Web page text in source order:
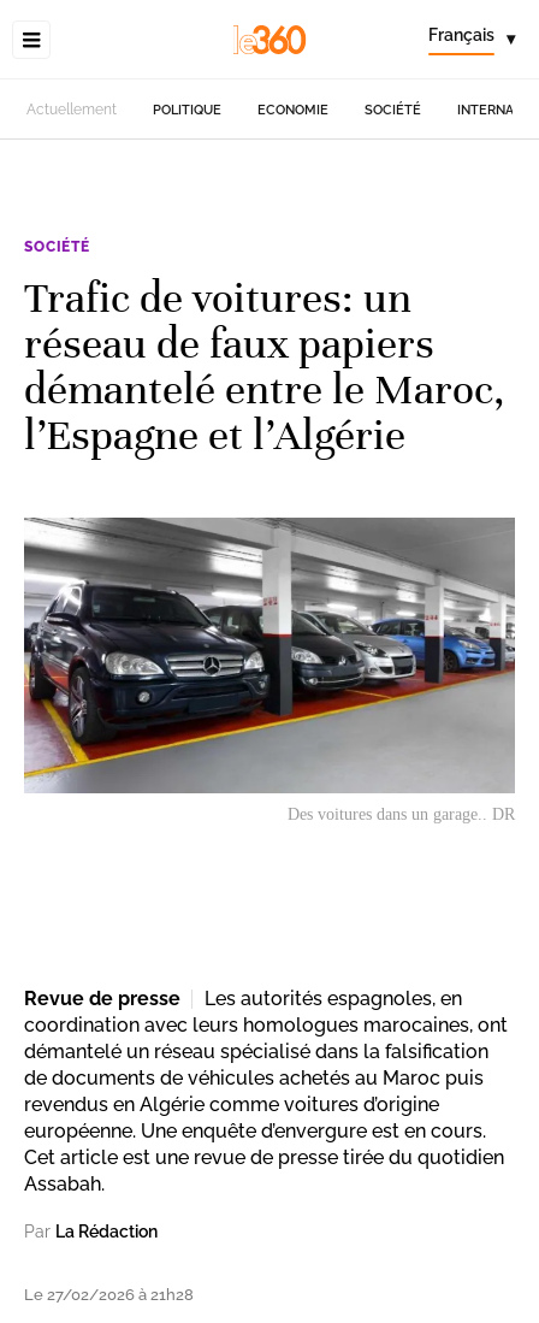
Français ▾
Actuellement POLITIQUE ECONOMIE SOCIÉTÉ
SOCIÉTÉ
Trafic de voitures: un
réseau de faux papiers
démantelé entre le Maroc,
l’Espagne et l’Algérie
Des voitures dans un garage.. DR
Revue de presse
Les autorités espagnoles, en
coordination avec leurs homologues marocaines, ont
démantelé un réseau spécialisé dans la falsification
de documents de véhicules achetés au Maroc puis
revendus en Algérie comme voitures d’origine
européenne. Une enquête d’envergure est en cours.
Cet article est une revue de presse tirée du quotidien
Assabah.
Par La Rédaction
Le 27/02/2026 à 21h28